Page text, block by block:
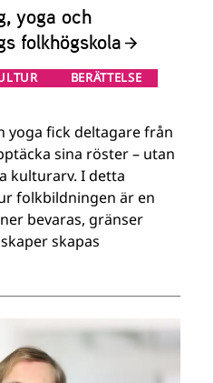
yoga och
folkhögskola
BERÄTTELSE
yoga fick deltagare från
sina röster – utan
kulturarv. I detta
folkbildningen är en
bevaras, gränser
skapas